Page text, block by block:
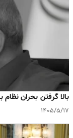
بالا گرفتن بحران نظام
۱۴۰۵/۵/۱۷